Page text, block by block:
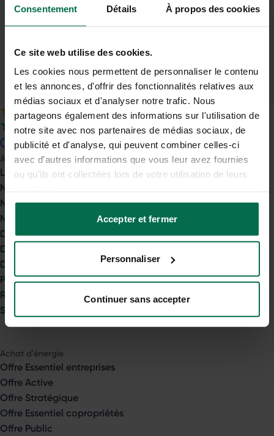
Consentement Détails À propos des cookies
Ce site web utilise des cookies.
Les cookies nous permettent de personnaliser le contenu
et les annonces, d'offrir des fonctionnalités relatives aux
médias sociaux et d'analyser notre trafic. Nous
partageons également des informations sur l'utilisation de
notre site avec nos partenaires de médias sociaux, de
publicité et d'analyse, qui peuvent combiner celles-ci
avec d'autres informations que vous leur avez fournies
ou qu'ils ont collectées lors de votre utilisation de leurs
Accepter et fermer
Personnaliser
Continuer sans accepter
Tarifs
& sans engagement
Conseils d'experts
jusqu'à la signature
4.9 sur 5
4.7 sur 5
À propos
Le groupe Opéra Énergie
Nos engagements
Nos agences
Nous rejoindre
Devenir courtier indépendant
Devenir apporteur d'affaires
Devenir partenaire commercial
Programme de parrainage
Relations presse
Service client
Achat d'énergie
Offre Essentiel entreprises
Offre Active
Offre Stratégique
Offre Essentiel copropriétés
Offre Public